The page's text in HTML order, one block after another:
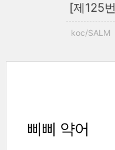
[제125
koc/SALM
삐삐 약어